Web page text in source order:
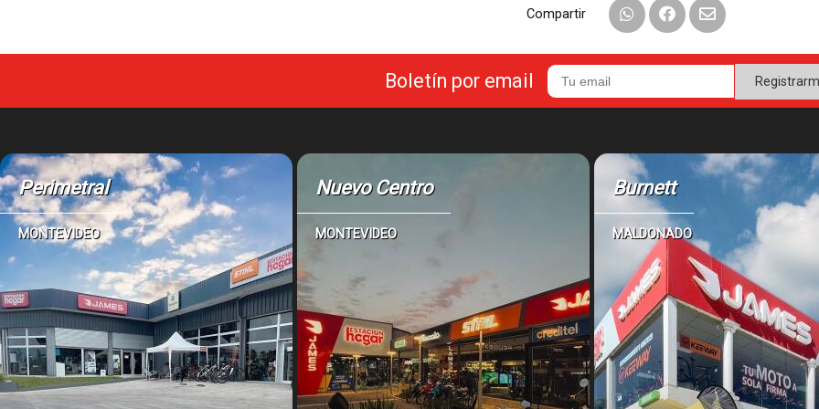
Compartir
Boletín por email
Perimetral
MONTEVIDEO
Nuevo Centro
MONTEVIDEO
Burnett
MALDONADO